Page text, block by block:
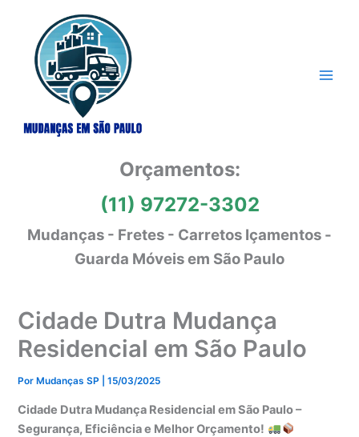
conteúdo
Orçamentos:
(11) 97272-3302
Mudanças - Fretes - Carretos Içamentos -
Guarda Móveis em São Paulo
Cidade Dutra Mudança
Residencial em São Paulo
Por Mudanças SP |15/03/2025
Cidade Dutra Mudança Residencial em São Paulo –
Segurança, Eficiência e Melhor Orçamento!